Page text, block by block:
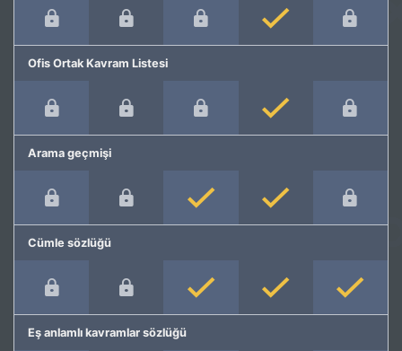
Ofis Ortak Kavram Listesi
Arama geçmişi
Cümle sözlüğü
Eş anlamlı kavramlar sözlüğü